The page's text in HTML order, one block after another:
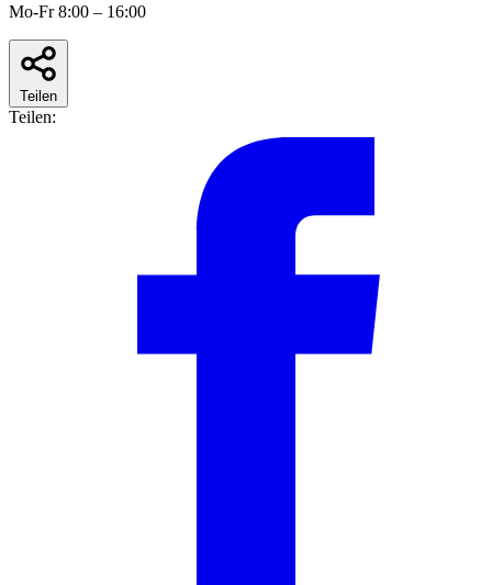
Mo-Fr 8:00 – 16:00
Teilen
Teilen: